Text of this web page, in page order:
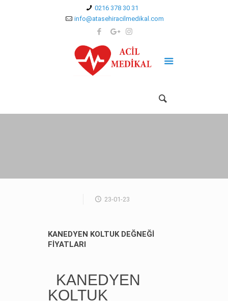
0216 378 30 31
info@atasehiracilmedikal.com
23-01-23
KANEDYEN KOLTUK DEĞNEĞİ
FİYATLARI
KANEDYEN
KOLTUK